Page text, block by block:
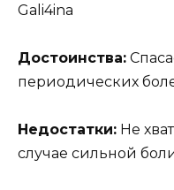
Gali4ina
Достоинства:
периодических
Недостатки: Не
случае сильной